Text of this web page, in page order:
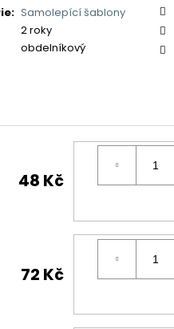
: Samolepící šablony
2 roky
obdelníkový
48 Kč
72 Kč